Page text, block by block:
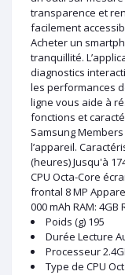
transparence et
facilement
Acheter un
tranquillité.
diagnostics
les performances
ligne vous aide à
fonctions et
Samsung
l’appareil.
(heures) Jusqu'à
CPU Octa-Core
frontal 8 MP
000 mAh RAM: 4GB
Poids (g) 195
Durée Lecture
Processeur
Type de CPU